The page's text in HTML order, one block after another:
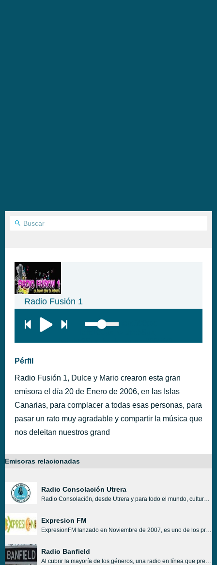
Radio Fusión 1
height:28px; background:#005f79;'
Pérfil
Radio Fusión 1, Dulce y Mario crearon esta gran
emisora el día 20 de Enero de 2006, en las Islas
Canarias, para complacer a todas esas personas, para
pasar un rato muy agradable y compartir la música que
nos deleitan nuestros grand
Emisoras relacionadas
Radio Consolación Utrera
Radio Consolación, desde Utrera y para todo el mundo, cultura, noticias sobre nuestra ciudad, la mejor musica y entrevistas.
Expresion FM
ExpresionFM lanzado en Noviembre de 2007, es uno de los primeros portales de música en todos los géneros. Hoy en día se jacta de ser la red de radio más grande de Internet. La primera estación de radio web ExpresionFM; ofrece 24 horas de radio transmisión por Internet en vivo sin interrupciones.
Radio Banfield
Al cubrir la mayoría de los géneros, una radio en línea que pretenda entretener a sus oyentes debería cubrir y al mismo tiempo también transmitir los mayores éxitos en todo el mundo, Radio Banfield se está volviendo cada vez más popular entre sus oyentes por su trabajo y presentación de hermosos programas.